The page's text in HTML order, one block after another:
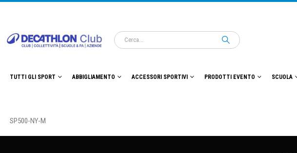
TUTTI GLI SPORT ABBIGLIAMENTO ACCESSORI SPORTIVI PRODOTTI EVENTO SCUOLA
SP500-NY-M